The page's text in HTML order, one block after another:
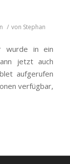
/ von Stephan
wurde in ein
jetzt auch
aufgerufen
verfügbar,